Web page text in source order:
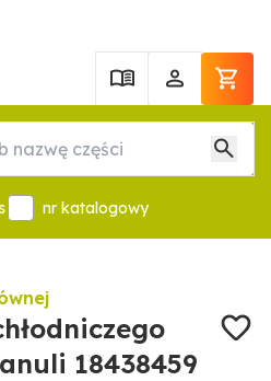
nr katalogowy
18438459